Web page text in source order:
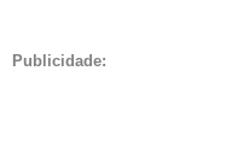
Publicidade: